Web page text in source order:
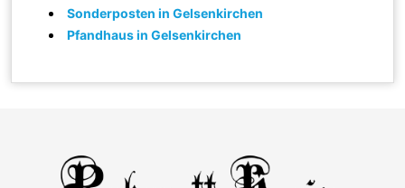
Sonderposten in Gelsenkirchen
Pfandhaus in Gelsenkirchen